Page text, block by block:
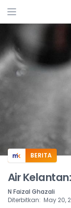
BERITA
Air
N Faizal Ghazali
Diterbitkan: May 20,